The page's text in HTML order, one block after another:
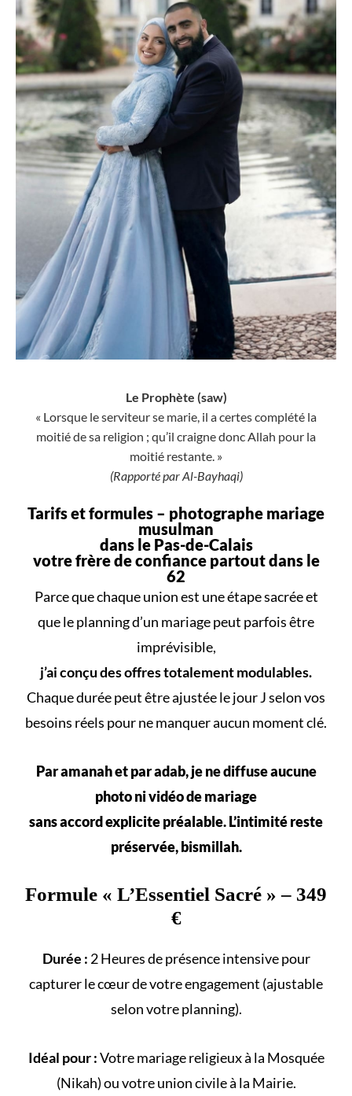
Le Prophète (saw)
« Lorsque le serviteur se marie, il a certes complété la
moitié de sa religion ; qu’il craigne donc Allah pour la
moitié restante. »
(Rapporté par Al-Bayhaqi)
Tarifs et formules – photographe mariage
musulman
dans le Pas-de-Calais
votre frère de confiance partout dans le
62
Parce quechaque unionest uneétape sacréeet
que leplanning d’un mariagepeut parfois être
imprévisible,
j’ai conçu des offres totalement modulables.
Chaque durée peut être ajustée le jour J selon vos
besoins réels pour ne manquer aucun moment clé.
Par amanah et par adab, je ne diffuse aucune
photo ni vidéo de mariage
sans accord explicite préalable. L’intimité reste
préservée, bismillah.
Formule « L’Essentiel Sacré » – 349
€
Durée : 2 Heures de présence intensive pour
capturer le cœur de votre engagement (ajustable
selon votreplanning).
Idéal pour :Votremariage religieuxà la Mosquée
(Nikah) ou votreunion civileà la Mairie.